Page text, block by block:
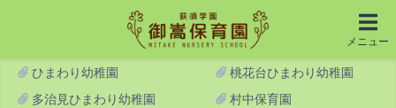
メニュー
ひまわり幼稚園
桃花台ひまわり幼稚園
多治見ひまわり幼稚園
村中保育園